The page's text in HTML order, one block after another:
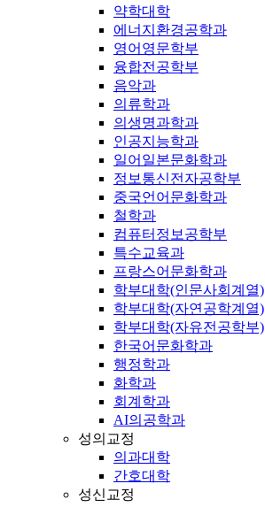
약학대학
에너지환경공학과
영어영문학부
융합전공학부
음악과
의류학과
의생명과학과
인공지능학과
일어일본문화학과
정보통신전자공학부
중국언어문화학과
철학과
컴퓨터정보공학부
특수교육과
프랑스어문화학과
학부대학(인문사회계열)
학부대학(자연공학계열)
학부대학(자유전공학부)
한국어문화학과
행정학과
화학과
회계학과
AI의공학과
성의교정
의과대학
간호대학
성신교정